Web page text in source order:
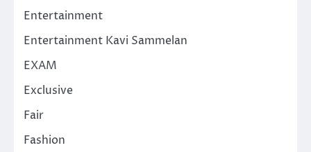
Entertainment
Entertainment Kavi Sammelan
EXAM
Exclusive
Fair
Fashion